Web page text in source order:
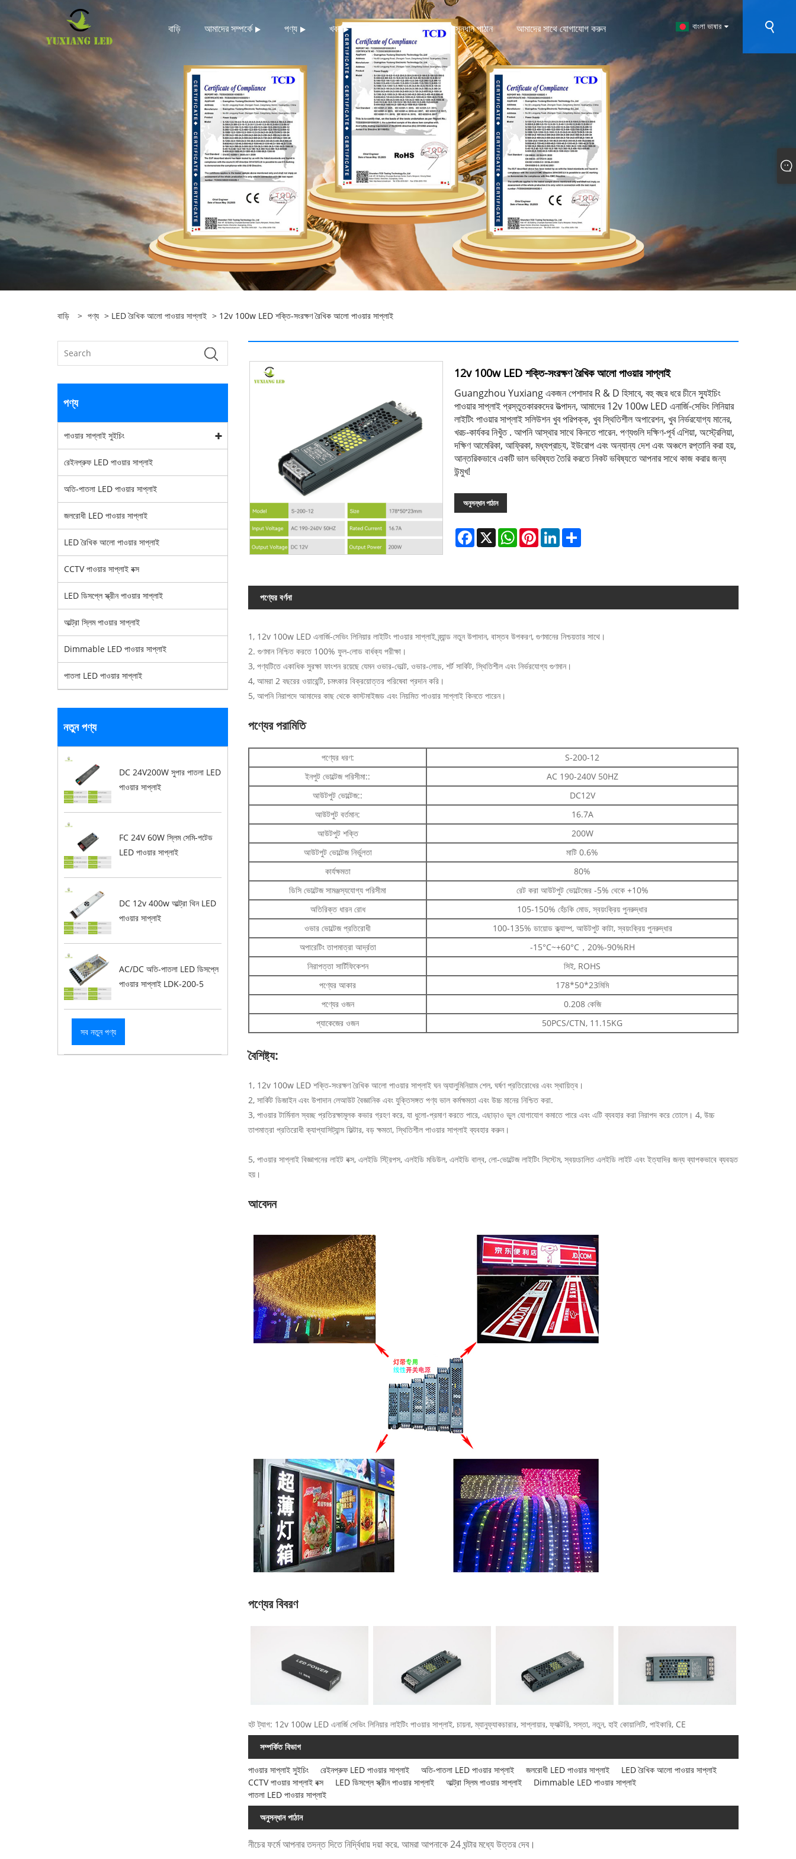
বাড়ি আমাদের সম্পর্কে পণ্য খবর অনুসন্ধান পাঠান আমাদের সাথে যোগাযোগ করুন বাংলা ভাষার
বাড়ি > পণ্য > LED রৈখিক আলো পাওয়ার সাপ্লাই > 12v 100w LED শক্তি-সংরক্ষণ রৈখিক আলো পাওয়ার সাপ্লাই
পণ্য
পাওয়ার সাপ্লাই সুইচিং
রেইনপ্রুফ LED পাওয়ার সাপ্লাই
অতি-পাতলা LED পাওয়ার সাপ্লাই
জলরোধী LED পাওয়ার সাপ্লাই
LED রৈখিক আলো পাওয়ার সাপ্লাই
CCTV পাওয়ার সাপ্লাই বক্স
LED ডিসপ্লে স্ক্রীন পাওয়ার সাপ্লাই
আল্ট্রা স্লিম পাওয়ার সাপ্লাই
Dimmable LED পাওয়ার সাপ্লাই
পাতলা LED পাওয়ার সাপ্লাই
নতুন পণ্য
DC 24V200W সুপার পাতলা LED
পাওয়ার সাপ্লাই
FC 24V 60W স্লিম সেমি-পটেড
LED পাওয়ার সাপ্লাই
DC 12v 400w আল্ট্রা থিন LED
পাওয়ার সাপ্লাই
AC/DC অতি-পাতলা LED ডিসপ্লে
পাওয়ার সাপ্লাই LDK-200-5
সব নতুন পণ্য
12v 100w LED শক্তি-সংরক্ষণ রৈখিক আলো পাওয়ার সাপ্লাই
Guangzhou Yuxiang একজন পেশাদার R & D হিসাবে, বহু বছর ধরে চীনে স্যুইচিং
পাওয়ার সাপ্লাই প্রস্তুতকারকদের উত্পাদন, আমাদের 12v 100w LED এনার্জি-সেভিং লিনিয়ার
লাইটিং পাওয়ার সাপ্লাই সলিউশন খুব পরিপক্ক, খুব স্থিতিশীল অপারেশন, খুব নির্ভরযোগ্য মানের,
খরচ-কার্যকর নিখুঁত . আপনি আস্থার সাথে কিনতে পারেন. পণ্যগুলি দক্ষিণ-পূর্ব এশিয়া, অস্ট্রেলিয়া,
দক্ষিণ আমেরিকা, আফ্রিকা, মধ্যপ্রাচ্য, ইউরোপ এবং অন্যান্য দেশ এবং অঞ্চলে রপ্তানি করা হয়,
আন্তরিকভাবে একটি ভাল ভবিষ্যত তৈরি করতে নিকট ভবিষ্যতে আপনার সাথে কাজ করার জন্য
উন্মুখ!
অনুসন্ধান পাঠান
Facebook
X WhatsAppPinterestLinkedInShare
পণ্যের বর্ণনা
1, 12v 100w LED এনার্জি-সেভিং লিনিয়ার লাইটিং পাওয়ার সাপ্লাই ব্র্যান্ড নতুন উপাদান, বাস্তব উপকরণ, গুণমানের নিশ্চয়তার সাথে।
2. গুণমান নিশ্চিত করতে 100% ফুল-লোড বার্ধক্য পরীক্ষা।
3, পণ্যটিতে একাধিক সুরক্ষা ফাংশন রয়েছে যেমন ওভার-ভোল্ট, ওভার-লোড, শর্ট সার্কিট, স্থিতিশীল এবং নির্ভরযোগ্য গুণমান।
4, আমরা 2 বছরের ওয়ারেন্টি, চমৎকার বিক্রয়োত্তর পরিষেবা প্রদান করি।
5, আপনি নিরাপদে আমাদের কাছ থেকে কাস্টমাইজড এবং নিয়মিত পাওয়ার সাপ্লাই কিনতে পারেন।
পণ্যের পরামিতি
পণ্যের ধরণ:
S-200-12
ইনপুট ভোল্টেজ পরিসীমা::
AC 190-240V 50HZ
আউটপুট ভোল্টেজ::
DC12V
আউটপুট বর্তমান:
16.7A
আউটপুট শক্তি
200W
আউটপুট ভোল্টেজ নির্ভুলতা
মাটি 0.6%
কার্যক্ষমতা
80%
ডিসি ভোল্টেজ সামঞ্জস্যযোগ্য পরিসীমা
রেট করা আউটপুট ভোল্টেজের -5% থেকে +10%
অতিরিক্ত ধারন রোধ
105-150% হেঁচকি মোড, স্বয়ংক্রিয় পুনরুদ্ধার
ওভার ভোল্টেজ প্রতিরোধী
100-135% ডায়োড ক্ল্যাম্প, আউটপুট কাটা, স্বয়ংক্রিয় পুনরুদ্ধার
অপারেটিং তাপমাত্রা আর্দ্রতা
-15°C~+60°C，20%-90%RH
নিরাপত্তা সার্টিফিকেশন
সিই, ROHS
পণ্যের আকার
178*50*23মিমি
পণ্যের ওজন
0.208 কেজি
প্যাকেজের ওজন
50PCS/CTN, 11.15KG
বৈশিষ্ট্য:
1, 12v 100w LED শক্তি-সংরক্ষণ রৈখিক আলো পাওয়ার সাপ্লাই ঘন অ্যালুমিনিয়াম শেল, ঘর্ষণ প্রতিরোধের এবং স্থায়িত্ব।
2, সার্কিট ডিজাইন এবং উপাদান লেআউট বৈজ্ঞানিক এবং যুক্তিসঙ্গত পণ্য ভাল কর্মক্ষমতা এবং উচ্চ মানের নিশ্চিত করা.
3, পাওয়ার টার্মিনাল স্বচ্ছ প্রতিরক্ষামূলক কভার গ্রহণ করে, যা ধুলো-প্রমাণ করতে পারে, এছাড়াও ভুল যোগাযোগ কমাতে পারে এবং এটি ব্যবহার করা নিরাপদ করে তোলে। 4, উচ্চ
তাপমাত্রা প্রতিরোধী ক্যাপ্যাসিট্যান্স ফিল্টার, বড় ক্ষমতা, স্থিতিশীল পাওয়ার সাপ্লাই ব্যবহার করুন।
5, পাওয়ার সাপ্লাই বিজ্ঞাপনের লাইট বক্স, এলইডি স্ট্রিপস, এলইডি মডিউল, এলইডি বাল্ব, লো-ভোল্টেজ লাইটিং সিস্টেম, স্বয়ংচালিত এলইডি লাইট এবং ইত্যাদির জন্য ব্যাপকভাবে ব্যবহৃত
হয়।
আবেদন
পণ্যের বিবরণ
হট ট্যাগ: 12v 100w LED এনার্জি সেভিং লিনিয়ার লাইটিং পাওয়ার সাপ্লাই, চায়না, ম্যানুফ্যাকচারার, সাপ্লায়ার, ফ্যাক্টরি, সস্তা, নতুন, হাই কোয়ালিটি, পাইকারি, CE
সম্পর্কিত বিভাগ
পাওয়ার সাপ্লাই সুইচিং রেইনপ্রুফ LED পাওয়ার সাপ্লাই অতি-পাতলা LED পাওয়ার সাপ্লাই জলরোধী LED পাওয়ার সাপ্লাই
LED রৈখিক আলো পাওয়ার সাপ্লাই
CCTV পাওয়ার সাপ্লাই বক্স
LED ডিসপ্লে স্ক্রীন পাওয়ার সাপ্লাই আল্ট্রা স্লিম পাওয়ার সাপ্লাই
Dimmable LED পাওয়ার সাপ্লাই
পাতলা LED পাওয়ার সাপ্লাই
অনুসন্ধান পাঠান
নীচের ফর্মে আপনার তদন্ত দিতে নির্দ্বিধায় দয়া করে. আমরা আপনাকে 24 ঘন্টার মধ্যে উত্তর দেব।